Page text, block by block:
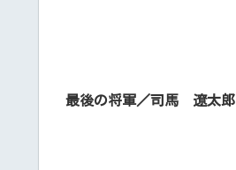
最後の将軍／司馬 遼太郎